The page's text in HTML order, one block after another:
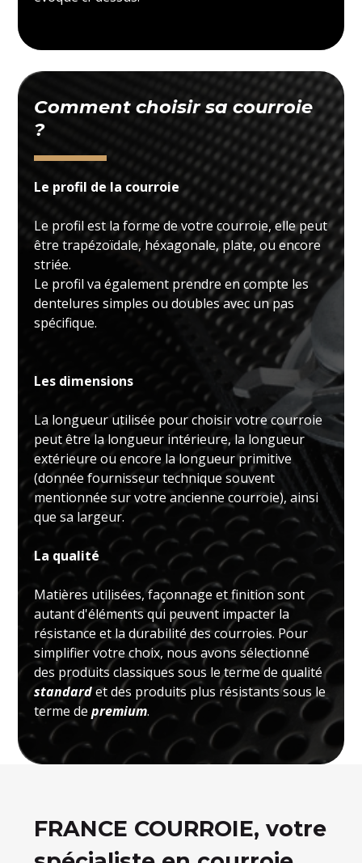
Comment choisir sa courroie
?
Le profil de la courroie
Le profil est la forme de votre courroie, elle peut
être trapézoïdale, héxagonale, plate, ou encore
striée.
Le profil va également prendre en compte les
dentelures simples ou doubles avec un pas
spécifique.
Les dimensions
La longueur utilisée pour choisir votre courroie
peut être la longueur intérieure, la longueur
extérieure ou encore la longueur primitive
(donnée fournisseur technique souvent
mentionnée sur votre ancienne courroie), ainsi
que sa largeur.
La qualité
Matières utilisées, façonnage et finition sont
autant d'éléments qui peuvent impacter la
résistance et la durabilité des courroies. Pour
simplifier votre choix, nous avons sélectionné
des produits classiques sous le terme de qualité
standardet des produits plus résistants sous le
terme depremium.
FRANCE COURROIE, votre